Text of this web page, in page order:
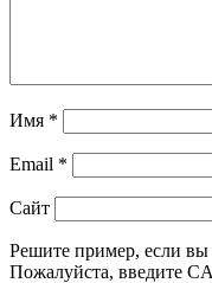
Имя *
Email *
Сайт
Решите пример, если вы
Пожалуйста, введите